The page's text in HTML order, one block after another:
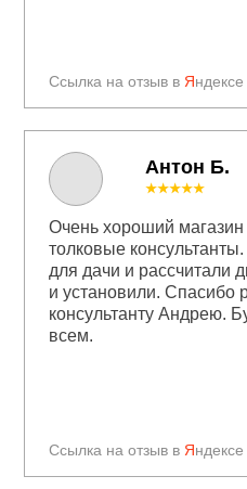
Антон Б.
Ссылка на отзыв в Яндексе
Ссылка на отзыв в Яндексе
★★★★★
Очень хороший
толковые
для дачи и рассчитали
и установили. Спасибо
консультанту Андрею.
всем.